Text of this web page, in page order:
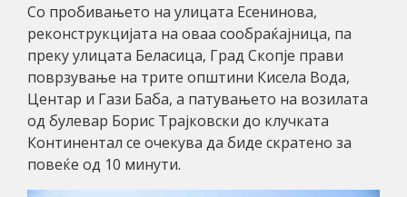
Со пробивањето на улицата Есенинова,
реконструкцијата на оваа сообраќајница, па
преку улицата Беласица, Град Скопје прави
поврзување на трите општини Кисела Вода,
Центар и Гази Баба, а патувањето на возилата
од булевар Борис Трајковски до клучката
Континентал се очекува да биде скратено за
повеќе од 10 минути.